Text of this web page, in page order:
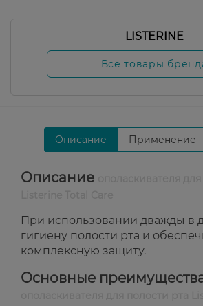
LISTERINE
Все товары
Описание Применение
Описание
При использовании дважды в
гигиену полости рта и
комплексную защиту.
Основные